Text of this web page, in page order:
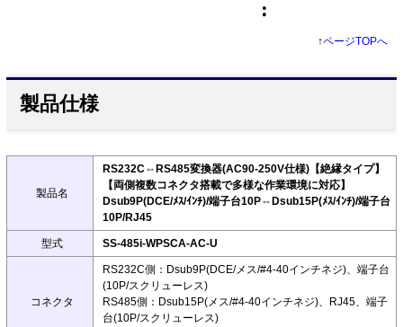
↑ページTOPへ
製品仕様
製品名
RS232C⇔RS485変換器(AC90-250V仕様)【絶縁タイプ】
【両側複数コネクタ搭載で多様な作業環境に対応】
Dsub9P(DCE/ﾒｽ/ｲﾝﾁ)/端子台10P⇔Dsub15P(ﾒｽ/ｲﾝﾁ)/端子台
10P/RJ45
型式 SS-485i-WPSCA-AC-U
コネクタ
RS232C側：Dsub9P(DCE/メス/#4-40インチネジ)、端子台
(10P/スクリューレス)
RS485側：Dsub15P(メス/#4-40インチネジ)、RJ45、端子
台(10P/スクリューレス)